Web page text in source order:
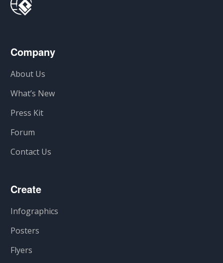
Company
About Us
What’s New
Press Kit
Forum
Contact Us
Create
Infographics
Posters
Flyers